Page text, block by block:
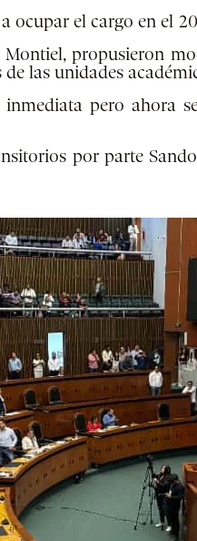
ocupar el cargo en el
propusieron
las unidades
pero ahora
por parte